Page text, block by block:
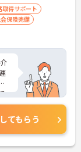
取得サポート
保険完備
が
有
ー
てもらう